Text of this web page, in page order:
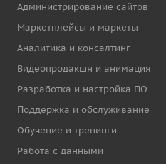
Администрирование сайтов
Маркетплейсы и маркеты
Аналитика и консалтинг
Видеопродакшн и анимация
Разработка и настройка ПО
Поддержка и обслуживание
Обучение и тренинги
Работа с данными